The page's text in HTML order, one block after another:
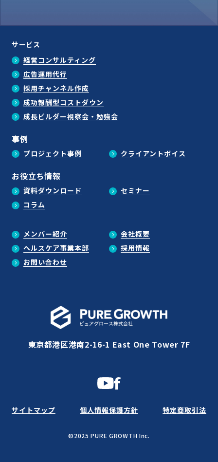
サービス
経営コンサルティング
広告運用代行
採用チャンネル作成
成功報酬型コストダウン
成長ビルダー視察会・勉強会
事例
プロジェクト事例 クライアントボイス
お役立ち情報
資料ダウンロード
セミナー
コラム
メンバー紹介
会社概要
ヘルスケア事業本部
採用情報
お問い合わせ
東京都港区港南2-16-1 East One Tower 7F
©2025 PURE GROWTH Inc.
サイトマップ 個人情報保護方針 特定商取引法